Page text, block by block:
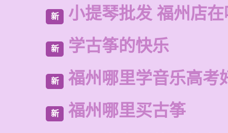
新 小提琴批发 福州店
新 学古筝的快乐
新 福州哪里学音乐高考
新 福州哪里买古筝